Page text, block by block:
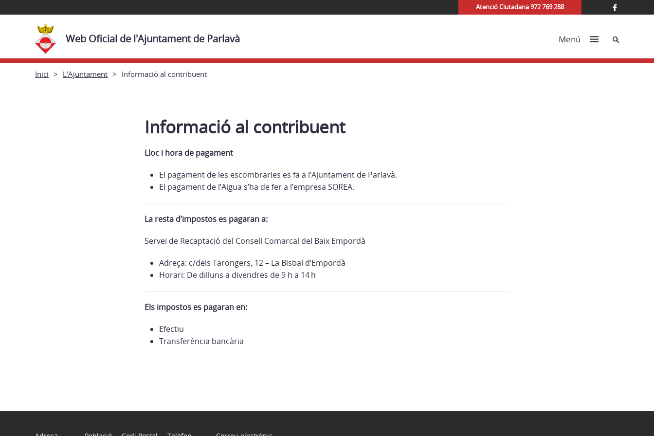
Atenció Ciutadana 972 769 288
Web Oficial de l'Ajuntament de Parlavà Menú Cerca
Inici L’Ajuntament Informació al contribuent
Informació al contribuent
Lloc i hora de pagament
El pagament de les escombraries es fa a l’Ajuntament de Parlavà.
El pagament de l’Aigua s’ha de fer a l’empresa SOREA.
La resta d’impostos es pagaran a:
Servei de Recaptació del Consell Comarcal del Baix Empordà
Adreça: c/dels Tarongers, 12 – La Bisbal d’Empordà
Horari: De dilluns a divendres de 9 h a 14 h
Els impostos es pagaran en:
Efectiu
Transferència bancària